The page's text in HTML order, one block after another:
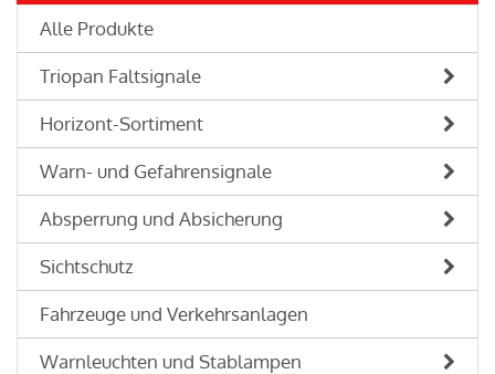
Alle Produkte
Triopan Faltsignale
Horizont-Sortiment
Warn- und Gefahrensignale
Absperrung und Absicherung
Sichtschutz
Fahrzeuge und Verkehrsanlagen
Warnleuchten und Stablampen